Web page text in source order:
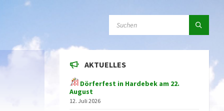
AKTUELLES
Dörferfest in Hardebek am 22.
August
12. Juli 2026